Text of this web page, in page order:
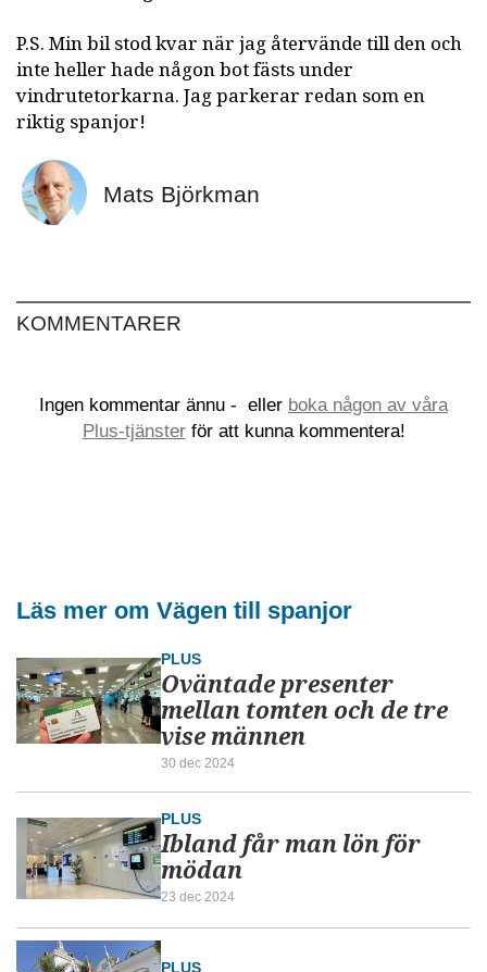
P.S. Min bil stod kvar när jag återvände till den och
inte heller hade någon bot fästs under
vindrutetorkarna. Jag parkerar redan som en
riktig spanjor!
Mats Björkman
KOMMENTARER
Ingen kommentar ännu - eller boka någon av våra
Plus-tjänsterför att kunna kommentera!
Läs mer om Vägen till spanjor
PLUS
Oväntade presenter
mellan tomten och de tre
vise männen
30 dec 2024
PLUS
Ibland får man lön för
mödan
23 dec 2024
PLUS